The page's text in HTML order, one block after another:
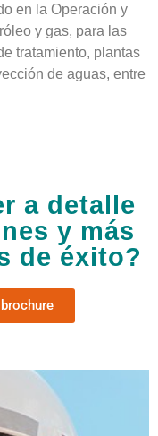
en la Operación y
y gas, para las
tratamiento, plantas
de aguas, entre
a detalle
y más
de éxito?